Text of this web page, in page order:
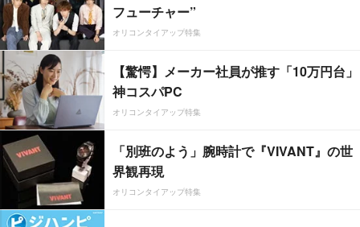
フューチャー”
オリコンタイアップ特集
【驚愕】メーカー社員が推す「10万円台」
神コスパPC
オリコンタイアップ特集
「別班のよう」腕時計で『VIVANT』の世
界観再現
オリコンタイアップ特集